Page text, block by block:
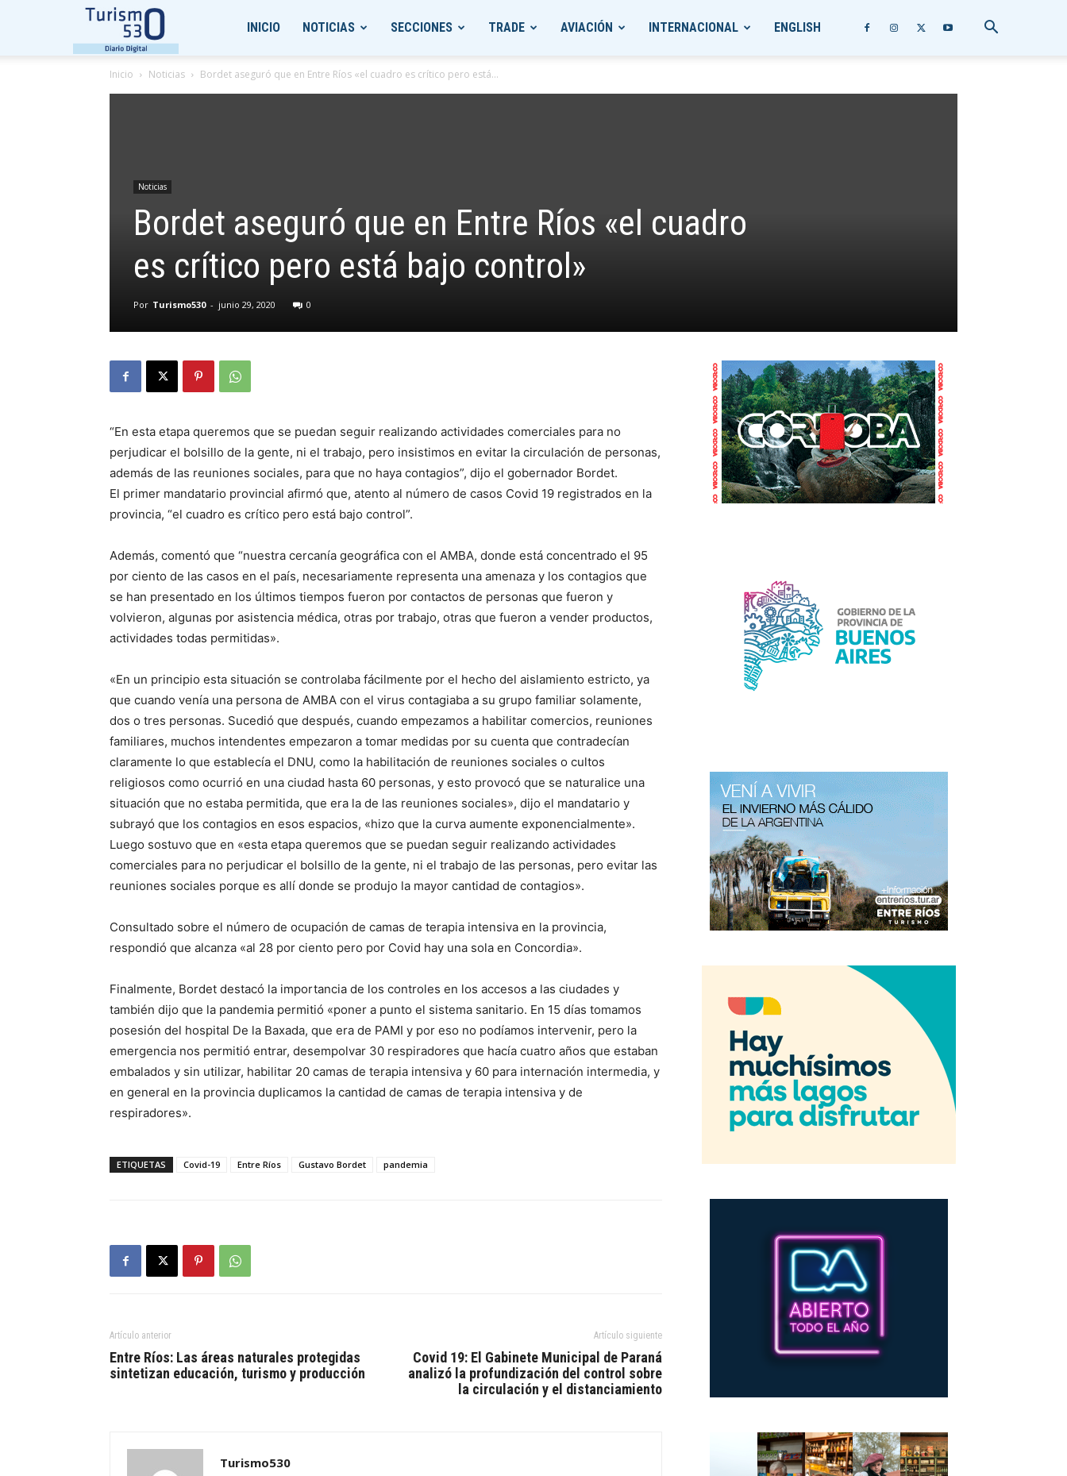
INICIO NOTICIAS SECCIONES TRADE AVIACIÓN INTERNACIONAL ENGLISH
Inicio Noticias Bordet aseguró que en Entre Ríos «el cuadro es crítico pero está...
Noticias
Bordet aseguró que en Entre Ríos «el cuadro
es crítico pero está bajo control»
Por Turismo530 - junio 29, 2020 0
“En esta etapa queremos que se puedan seguir realizando actividades comerciales para no
perjudicar el bolsillo de la gente, ni el trabajo, pero insistimos en evitar la circulación de personas,
además de las reuniones sociales, para que no haya contagios”, dijo el gobernador Bordet.
El primer mandatario provincial afirmó que, atento al número de casos Covid 19 registrados en la
provincia, “el cuadro es crítico pero está bajo control”.
Además, comentó que “nuestra cercanía geográfica con el AMBA, donde está concentrado el 95
por ciento de las casos en el país, necesariamente representa una amenaza y los contagios que
se han presentado en los últimos tiempos fueron por contactos de personas que fueron y
volvieron, algunas por asistencia médica, otras por trabajo, otras que fueron a vender productos,
actividades todas permitidas».
«En un principio esta situación se controlaba fácilmente por el hecho del aislamiento estricto, ya
que cuando venía una persona de AMBA con el virus contagiaba a su grupo familiar solamente,
dos o tres personas. Sucedió que después, cuando empezamos a habilitar comercios, reuniones
familiares, muchos intendentes empezaron a tomar medidas por su cuenta que contradecían
claramente lo que establecía el DNU, como la habilitación de reuniones sociales o cultos
religiosos como ocurrió en una ciudad hasta 60 personas, y esto provocó que se naturalice una
situación que no estaba permitida, que era la de las reuniones sociales», dijo el mandatario y
subrayó que los contagios en esos espacios, «hizo que la curva aumente exponencialmente».
Luego sostuvo que en «esta etapa queremos que se puedan seguir realizando actividades
comerciales para no perjudicar el bolsillo de la gente, ni el trabajo de las personas, pero evitar las
reuniones sociales porque es allí donde se produjo la mayor cantidad de contagios».
Consultado sobre el número de ocupación de camas de terapia intensiva en la provincia,
respondió que alcanza «al 28 por ciento pero por Covid hay una sola en Concordia».
Finalmente, Bordet destacó la importancia de los controles en los accesos a las ciudades y
también dijo que la pandemia permitió «poner a punto el sistema sanitario. En 15 días tomamos
posesión del hospital De la Baxada, que era de PAMI y por eso no podíamos intervenir, pero la
emergencia nos permitió entrar, desempolvar 30 respiradores que hacía cuatro años que estaban
embalados y sin utilizar, habilitar 20 camas de terapia intensiva y 60 para internación intermedia, y
en general en la provincia duplicamos la cantidad de camas de terapia intensiva y de
respiradores».
ETIQUETAS Covid-19 Entre Ríos Gustavo Bordet pandemia
Artículo anterior
Entre Ríos: Las áreas naturales protegidas
sintetizan educación, turismo y producción
Artículo siguiente
Covid 19: El Gabinete Municipal de Paraná
analizó la profundización del control sobre
la circulación y el distanciamiento
Turismo530